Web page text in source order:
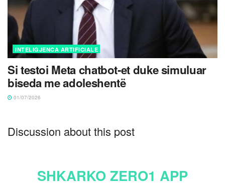
INTELIGJENCA ARTIFICIALE
Si testoi Meta chatbot-et duke simuluar
biseda me adoleshentë
01/07/2026
Discussion about this post
SHKARKO ZERO1 APP